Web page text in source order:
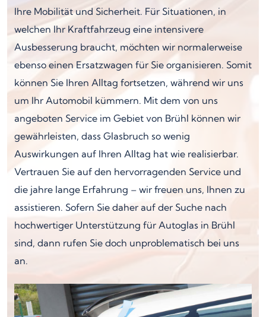
Ihre Mobilität und Sicherheit. Für Situationen, in
welchen Ihr Kraftfahrzeug eine intensivere
Ausbesserung braucht, möchten wir normalerweise
ebenso einen Ersatzwagen für Sie organisieren. Somit
können Sie Ihren Alltag fortsetzen, während wir uns
um Ihr Automobil kümmern. Mit dem von uns
angeboten Service im Gebiet von Brühl können wir
gewährleisten, dass Glasbruch so wenig
Auswirkungen auf Ihren Alltag hat wie realisierbar.
Vertrauen Sie auf den hervorragenden Service und
die jahre lange Erfahrung – wir freuen uns, Ihnen zu
assistieren. Sofern Sie daher auf der Suche nach
hochwertiger Unterstützung für Autoglas in Brühl
sind, dann rufen Sie doch unproblematisch bei uns
an.